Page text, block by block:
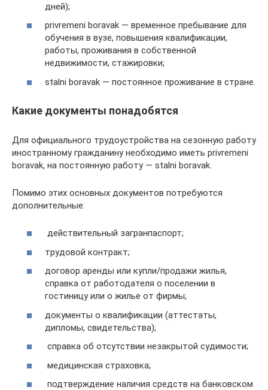
дней);
privremeni boravak — временное пребывание для
обучения в вузе, повышения квалификации,
работы, проживания в собственной
недвижимости, стажировки;
stalni boravak — постоянное проживание в стране.
Какие документы понадобятся
Для официального трудоустройства на сезонную работу
иностранному гражданину необходимо иметь privremeni
boravak, на постоянную работу — stalni boravak.
Помимо этих основных документов потребуются
дополнительные:
действительный загранпаспорт;
трудовой контракт;
договор аренды или купли/продажи жилья,
справка от работодателя о поселении в
гостиницу или о жилье от фирмы;
документы о квалификации (аттестаты,
дипломы, свидетельства);
справка об отсутствии незакрытой судимости;
медицинская страховка;
подтверждение наличия средств на банковском